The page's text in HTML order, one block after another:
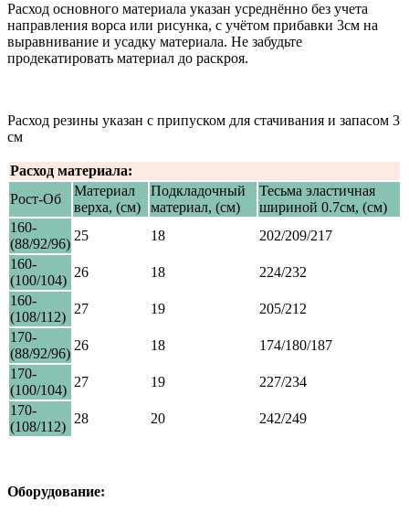
Расход основного материала указан усреднённо без учета
направления ворса или рисунка, с учётом прибавки 3см на
выравнивание и усадку материала. Не забудьте
продекатировать материал до раскроя.
Расход резины указан с припуском для стачивания и запасом 3
см
Расход материала:
Рост-Об
Материал
верха, (см)
Подкладочный
материал, (см)
Тесьма эластичная
шириной 0.7см, (см)
160-
(88/92/96)
25 18
202/209/217
160-
(100/104)
26 18
224/232
160-
(108/112)
27 19
205/212
170-
(88/92/96)
26 18
174/180/187
170-
(100/104)
27 19
227/234
170-
(108/112)
28 20 242/249
Оборудование: